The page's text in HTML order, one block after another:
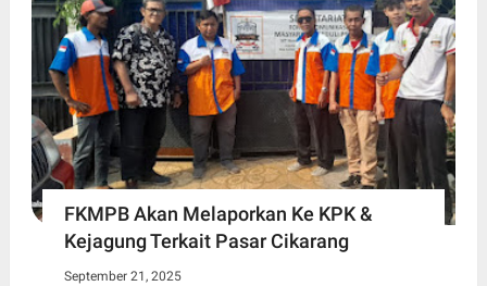
FKMPB Akan Melaporkan Ke KPK &
Kejagung Terkait Pasar Cikarang
September 21, 2025